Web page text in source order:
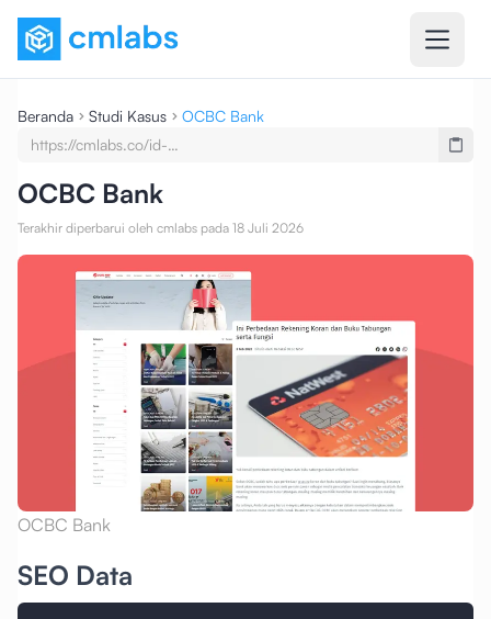
Beranda Studi Kasus
OCBC Bank
https://cmlabs.co/id-
studies/testimony-ocbc-nisp-
seo-service-seo-content-writing
OCBC Bank
Terakhir diperbarui oleh cmlabs pada 18 Juli 2026
OCBC Bank
SEO Data